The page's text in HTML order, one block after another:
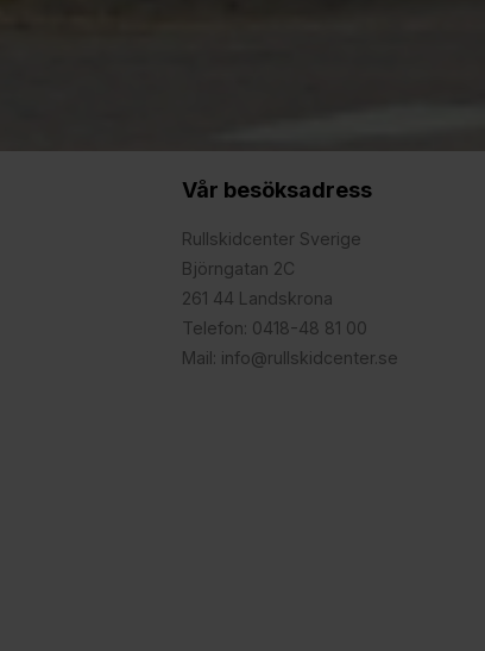
Vår besöksadress
Rullskidcenter Sverige
Björngatan 2C
261 44 Landskrona
Telefon: 0418-48 81 00
Mail: info@rullskidcenter.se